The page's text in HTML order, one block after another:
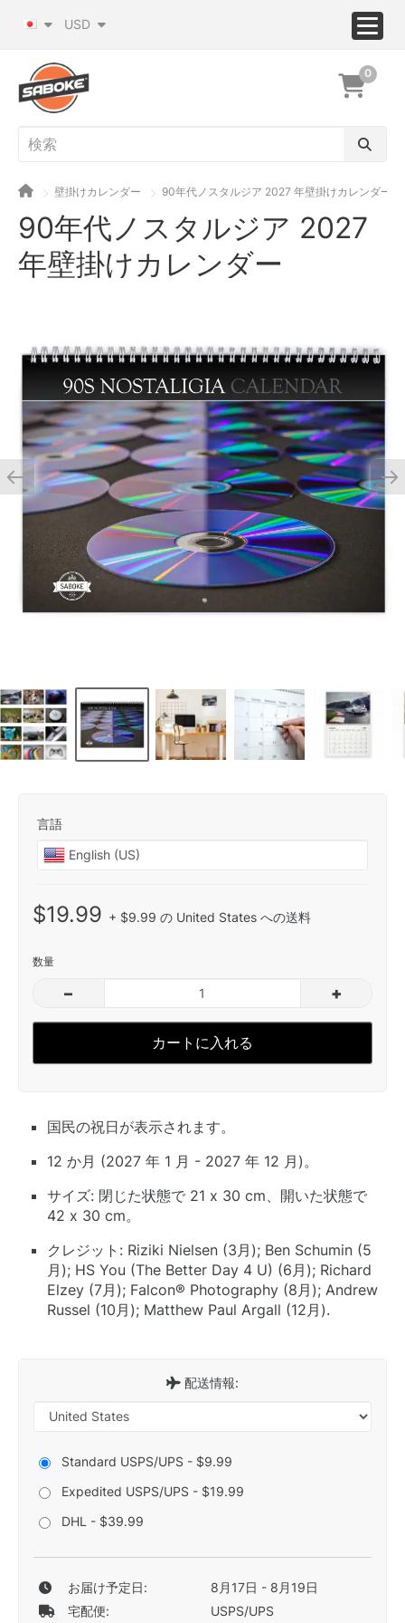
USD
0
壁掛けカレンダー 90年代ノスタルジア 2027 年壁掛けカレンダー
90年代ノスタルジア 2027
年壁掛けカレンダー
言語
$19.99 + $9.99 の United States への送料
数量
– +
カートに入れる
国民の祝日が表示されます。
12 か月 (2027 年 1 月 - 2027 年 12 月)。
サイズ: 閉じた状態で 21 x 30 cm、開いた状態で
42 x 30 cm。
クレジット: Riziki Nielsen (3月); Ben Schumin (5
月); HS You (The Better Day 4 U) (6月); Richard
Elzey (7月); Falcon® Photography (8月); Andrew
Russel (10月); Matthew Paul Argall (12月).
配送情報:
Standard USPS/UPS - $9.99
Expedited USPS/UPS - $19.99
DHL - $39.99
お届け予定日:
8月17日 - 8月19日
宅配便:
USPS/UPS